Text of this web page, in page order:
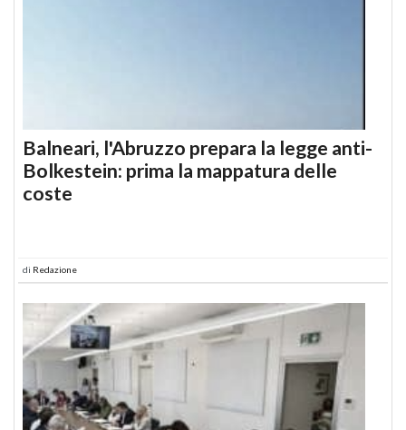
Balneari, l'Abruzzo prepara la legge anti-
Bolkestein: prima la mappatura delle
coste
di Redazione